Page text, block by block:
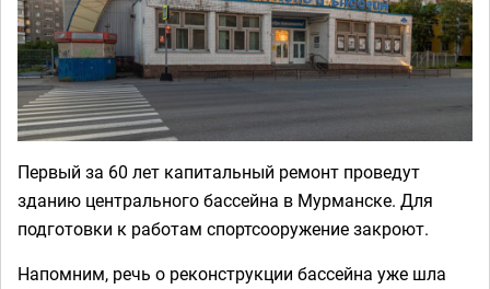
Первый за 60 лет капитальный ремонт проведут
зданию центрального бассейна в Мурманске. Для
подготовки к работам спортсооружение закроют.
Напомним, речь о реконструкции бассейна уже шла